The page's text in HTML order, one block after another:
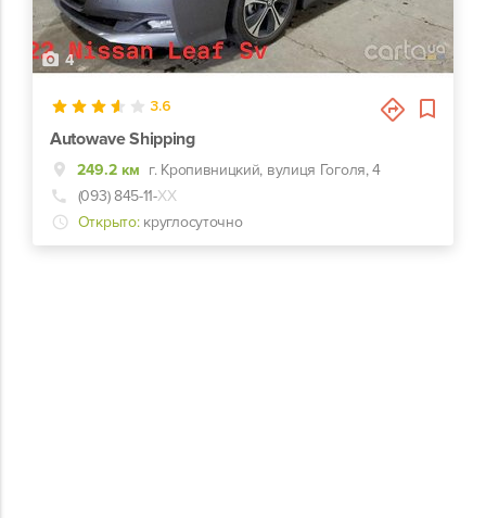
4
3.6
Autowave Shipping
249.2 км г. Кропивницкий, вулиця Гоголя, 4
(093) 845-11-ХХ
Открыто: круглосуточно